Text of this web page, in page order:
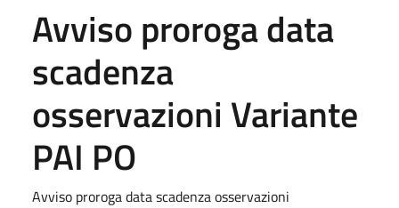
Avviso proroga data
scadenza
osservazioni Variante
PAI PO
Avviso proroga data scadenza osservazioni